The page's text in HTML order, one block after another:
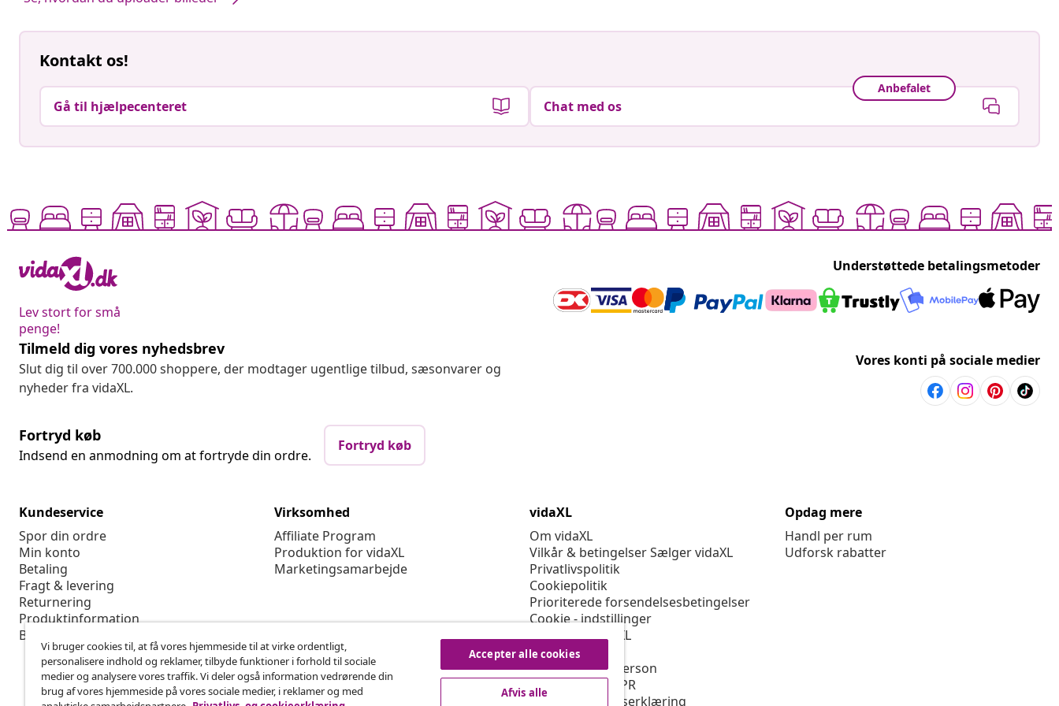
Kontakt os!
Gå til hjælpecenteret
Anbefalet
Chat med os
Lev stort for små
penge!
Understøttede betalingsmetoder
Tilmeld dig vores nyhedsbrev
Slut dig til over 700.000 shoppere, der modtager ugentlige tilbud, sæsonvarer og
nyheder fra vidaXL.
Vores konti på sociale medier
Fortryd køb
Indsend en anmodning om at fortryde din ordre.
Fortryd køb
Kundeservice
Spor din ordre
Min konto
Betaling
Fragt & levering
Returnering
Produktinformation
Bestilling
Virksomhed
Affiliate Program
Produktion for vidaXL
Marketingsamarbejde
vidaXL
Om vidaXL
Vilkår & betingelser Sælger vidaXL
Privatlivspolitik
Cookiepolitik
Prioriterede forsendelsesbetingelser
Cookie - indstillinger
Arbejd for vidaXL
Sikkerhed
EU-ansvarlige person
Politikken for EPR
Tilgængelighedserklæring
Opdag mere
Handl per rum
Udforsk rabatter
Vi bruger cookies til, at få vores hjemmeside til at virke ordentligt,
personalisere indhold og reklamer, tilbyde funktioner i forhold til sociale
medier og analysere vores traffik. Vi deler også information vedrørende din
brug af vores hjemmeside på vores sociale medier, i reklamer og med
Accepter alle cookies
Afvis alle